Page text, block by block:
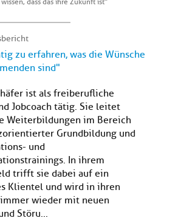
dass das ihre Zukunft ist"
zu erfahren, was die Wünsche
sind"
ist als freiberufliche
Jobcoach tätig. Sie leitet
Weiterbildungen im Bereich
Grundbildung und
und
In ihrem
trifft sie dabei auf ein
Klientel und wird in ihren
wieder mit neuen
Störu...